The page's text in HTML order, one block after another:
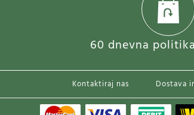
60 dnevna
Kontaktiraj nas Dostava